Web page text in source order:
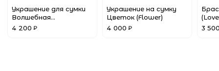
Украшение для сумки
Волшебная
земля(Wonderland)
4 200 ₽
Украшение на сумку
Цветок (Flower)
4 000 ₽
3